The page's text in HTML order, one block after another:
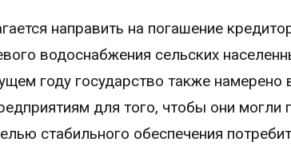
направить на погашение
водоснабжения сельских
году государство также намерено
для того, чтобы они могли
стабильного обеспечения